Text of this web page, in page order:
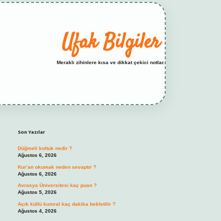
Ufak Bilgiler
Meraklı zihinlere kısa ve dikkat çekici notlar.
Son Yazılar
Düğmeli koltuk nedir ?
Ağustos 6, 2026
Kur’an okumak neden sevaptır ?
Ağustos 6, 2026
Avrasya Üniversitesi kaç puan ?
Ağustos 5, 2026
Açık küllü kumral kaç dakika bekletilir ?
Ağustos 4, 2026